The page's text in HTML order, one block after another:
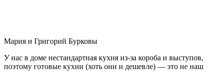
Мария и Григорий Бурковы
У нас в доме нестандартная кухня из-за короба и выступов,
поэтому готовые кухни (хоть они и дешевле) — это не наш